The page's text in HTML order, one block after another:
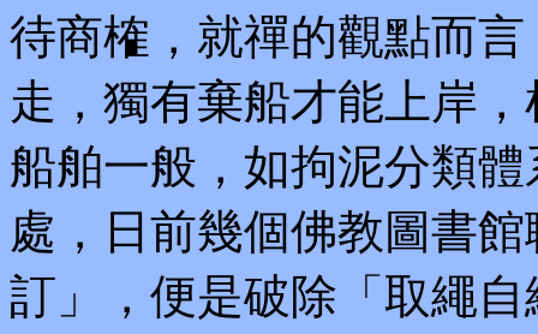
待商榷，就禪的觀點而
走，獨有棄船才能上岸
船舶一般，如拘泥分類
處，日前幾個佛教圖書
訂」，便是破除「取繩